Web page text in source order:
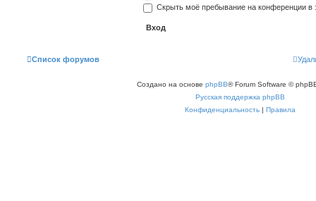
Скрыть моё пребывание на конференции в
Список форумов
Создано на основе phpBB® Forum Software ©
Русская поддержка phpBB
Конфиденциальность | Правила